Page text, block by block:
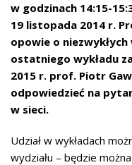
w godzinach 14:15-
19 listopada 2014 r.
opowie o niezwykłych
ostatniego wykładu
2015 r. prof. Piotr
odpowiedzieć na
w sieci.
Udział w wykładach
wydziału – będzie